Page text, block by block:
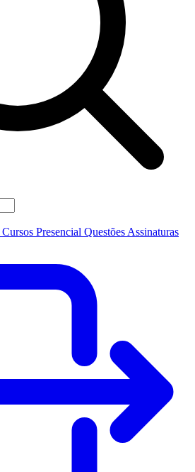
Cursos Presencial Questões Assinaturas